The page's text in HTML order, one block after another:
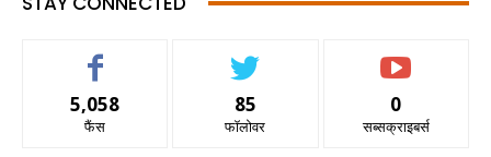
5,058
फैंस
85
फॉलोवर
0
सब्सक्राइबर्स